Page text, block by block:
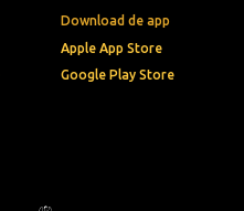
Download de app
Apple App Store
Google Play Store